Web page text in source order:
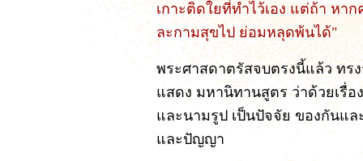
เกาะติดใยที่ทำไว้เอง แต่ถ้า หา
ละกามสุขไป ย่อมหลุดพ้นได้"
พระศาสดาตรัสจบตรงนี้แล้ว ทร
แสดง มหานิทานสูตร ว่าด้วยเรื่
และนามรูป เป็นปัจจัย ของกันแ
และปัญญา